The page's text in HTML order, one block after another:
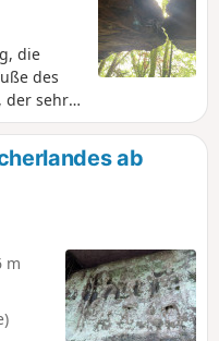
die
des
der sehr
an
ab
m